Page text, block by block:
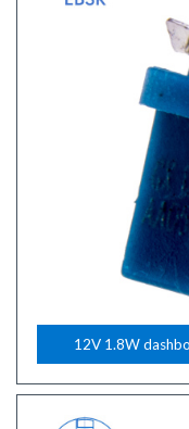
12V 1.8W